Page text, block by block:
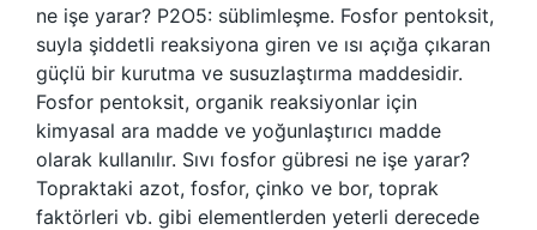
ne işe yarar? P2O5: süblimleşme. Fosfor pentoksit,
suyla şiddetli reaksiyona giren ve ısı açığa çıkaran
güçlü bir kurutma ve susuzlaştırma maddesidir.
Fosfor pentoksit, organik reaksiyonlar için
kimyasal ara madde ve yoğunlaştırıcı madde
olarak kullanılır. Sıvı fosfor gübresi ne işe yarar?
Topraktaki azot, fosfor, çinko ve bor, toprak
faktörleri vb. gibi elementlerden yeterli derecede